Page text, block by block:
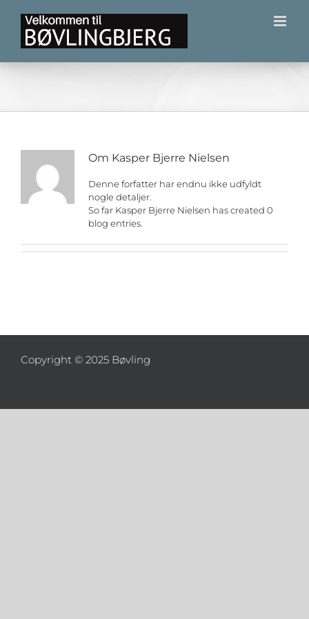
content
Om Kasper Bjerre Nielsen
Denne forfatter har endnu ikke udfyldt
nogle detaljer.
So far Kasper Bjerre Nielsen has created 0
blog entries.
Copyright © 2025 Bøvling